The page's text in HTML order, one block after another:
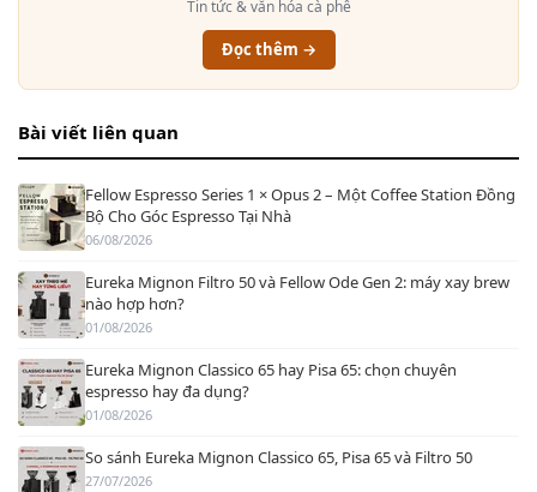
Tin tức & văn hóa cà phê
Đọc thêm →
Bài viết liên quan
Fellow Espresso Series 1 × Opus 2 – Một Coffee Station Đồng
Bộ Cho Góc Espresso Tại Nhà
06/08/2026
Eureka Mignon Filtro 50 và Fellow Ode Gen 2: máy xay brew
nào hợp hơn?
01/08/2026
Eureka Mignon Classico 65 hay Pisa 65: chọn chuyên
espresso hay đa dụng?
01/08/2026
So sánh Eureka Mignon Classico 65, Pisa 65 và Filtro 50
27/07/2026